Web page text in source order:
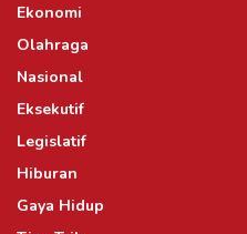
Ekonomi
Olahraga
Nasional
Eksekutif
Legislatif
Hiburan
Gaya Hidup